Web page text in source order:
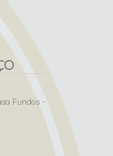
Fundos -